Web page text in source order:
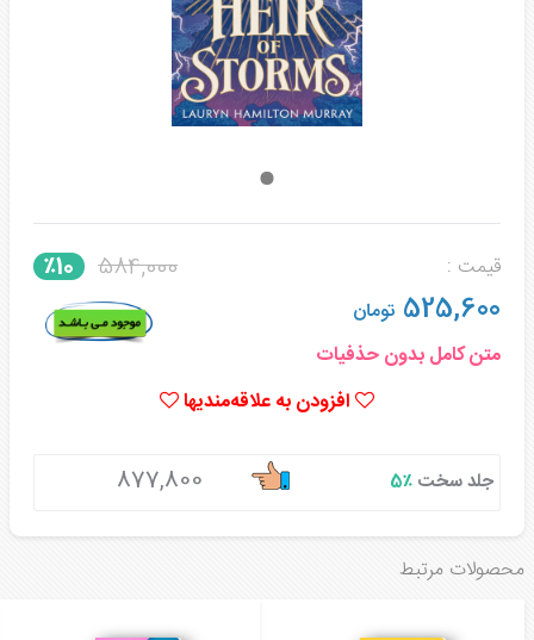
قیمت : 584,000 ٪10
525,600 تومان
متن کامل بدون حذفیات
افزودن به علاقه‌مندیها
جلد سخت ٪5 877,800
محصولات مرتبط